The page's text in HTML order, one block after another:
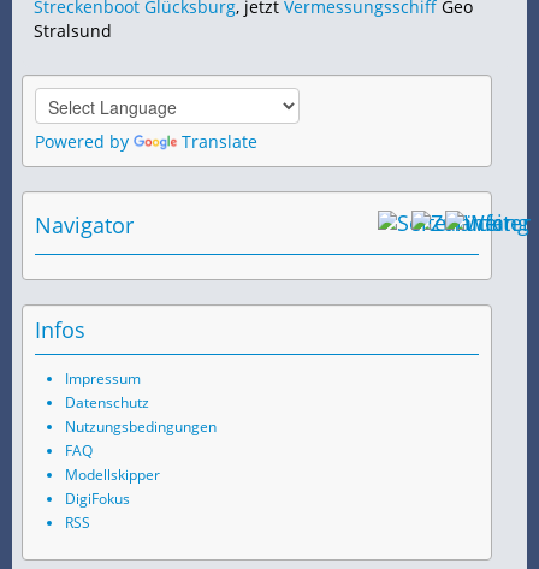
Streckenboot Glücksburg, jetzt Vermessungsschiff Geo
Stralsund
Powered by Translate
Navigator
Infos
Impressum
Datenschutz
Nutzungsbedingungen
FAQ
Modellskipper
DigiFokus
RSS